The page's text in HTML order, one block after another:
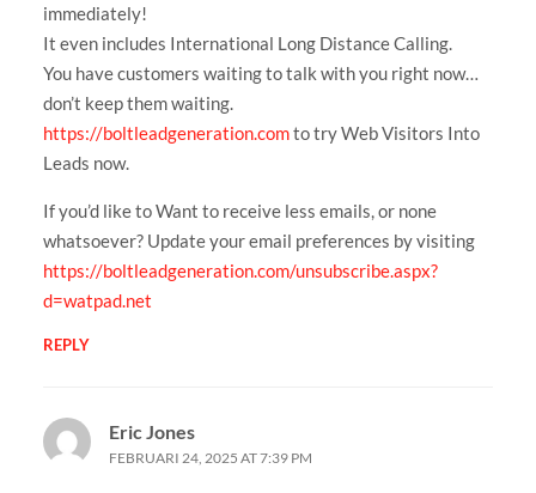
immediately!
It even includes International Long Distance Calling.
You have customers waiting to talk with you right now…
don’t keep them waiting.
https://boltleadgeneration.comto try Web Visitors Into
Leads now.
If you’d like to Want to receive less emails, or none
whatsoever? Update your email preferences by visiting
https://boltleadgeneration.com/unsubscribe.aspx?
d=watpad.net
REPLY
Eric Jones
FEBRUARI 24, 2025 AT 7:39 PM